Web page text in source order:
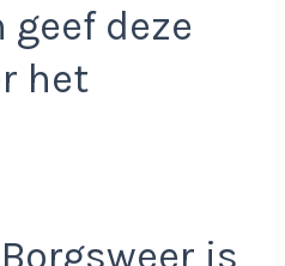
geef deze
het
is